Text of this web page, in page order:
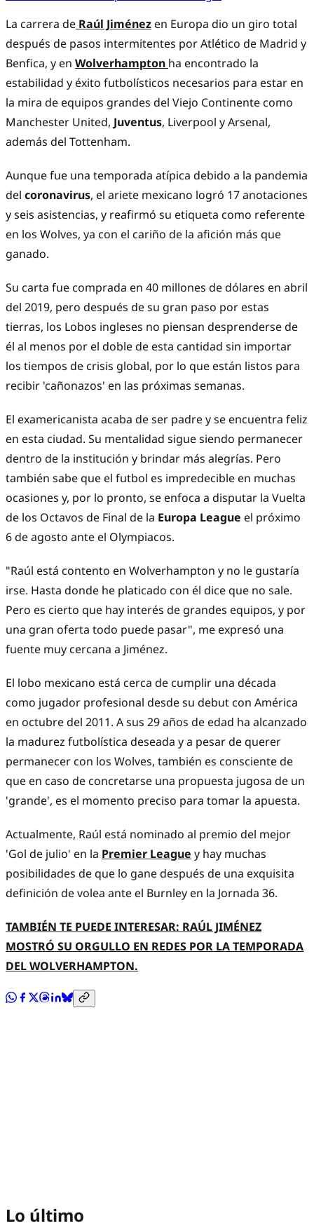
La carrera de Raúl Jiménez en Europa dio un giro total
después de pasos intermitentes por Atlético de Madrid y
Benfica, y en Wolverhampton ha encontrado la
estabilidad y éxito futbolísticos necesarios para estar en
la mira de equipos grandes del Viejo Continente como
Manchester United, Juventus, Liverpool y Arsenal,
además del Tottenham.
Aunque fue una temporada atípica debido a la pandemia
del coronavirus, el ariete mexicano logró 17 anotaciones
y seis asistencias, y reafirmó su etiqueta como referente
en los Wolves, ya con el cariño de la afición más que
ganado.
Su carta fue comprada en 40 millones de dólares en abril
del 2019, pero después de su gran paso por estas
tierras, los Lobos ingleses no piensan desprenderse de
él al menos por el doble de esta cantidad sin importar
los tiempos de crisis global, por lo que están listos para
recibir 'cañonazos' en las próximas semanas.
El examericanista acaba de ser padre y se encuentra feliz
en esta ciudad. Su mentalidad sigue siendo permanecer
dentro de la institución y brindar más alegrías. Pero
también sabe que el futbol es impredecible en muchas
ocasiones y, por lo pronto, se enfoca a disputar la Vuelta
de los Octavos de Final de la Europa League el próximo
6 de agosto ante el Olympiacos.
"Raúl está contento en Wolverhampton y no le gustaría
irse. Hasta donde he platicado con él dice que no sale.
Pero es cierto que hay interés de grandes equipos, y por
una gran oferta todo puede pasar", me expresó una
fuente muy cercana a Jiménez.
El lobo mexicano está cerca de cumplir una década
como jugador profesional desde su debut con América
en octubre del 2011. A sus 29 años de edad ha alcanzado
la madurez futbolística deseada y a pesar de querer
permanecer con los Wolves, también es consciente de
que en caso de concretarse una propuesta jugosa de un
'grande', es el momento preciso para tomar la apuesta.
Actualmente, Raúl está nominado al premio del mejor
'Gol de julio' en la Premier League y hay muchas
posibilidades de que lo gane después de una exquisita
definición de volea ante el Burnley en la Jornada 36.
TAMBIÉN TE PUEDE INTERESAR: RAÚL JIMÉNEZ
MOSTRÓ SU ORGULLO EN REDES POR LA TEMPORADA
DEL WOLVERHAMPTON.
Lo último